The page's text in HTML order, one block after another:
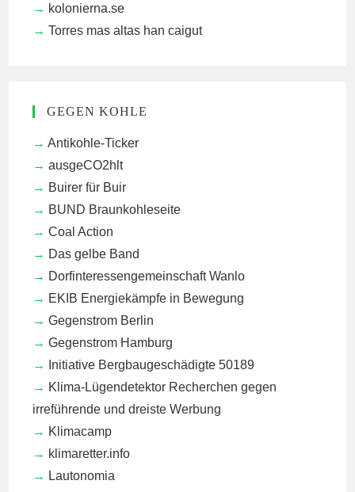
kolonierna.se
Torres mas altas han caigut
GEGEN KOHLE
Antikohle-Ticker
ausgeCO2hlt
Buirer für Buir
BUND Braunkohleseite
Coal Action
Das gelbe Band
Dorfinteressengemeinschaft Wanlo
EKIB Energiekämpfe in Bewegung
Gegenstrom Berlin
Gegenstrom Hamburg
Initiative Bergbaugeschädigte 50189
Klima-Lügendetektor Recherchen gegen
irreführende und dreiste Werbung
Klimacamp
klimaretter.info
Lautonomia